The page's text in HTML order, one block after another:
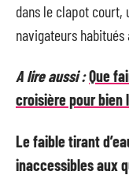
dans le clapot court,
navigateurs habitués
A lire aussi :Que
croisière pour bien
Le faible tirant
inaccessibles aux